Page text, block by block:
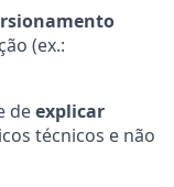
(ex.:
deexplicar
técnicos e não